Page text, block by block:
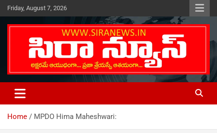
Skip
to
content
Friday, August 7, 2026
SIRA NEWS
Home MPDO Hima Maheshwari: